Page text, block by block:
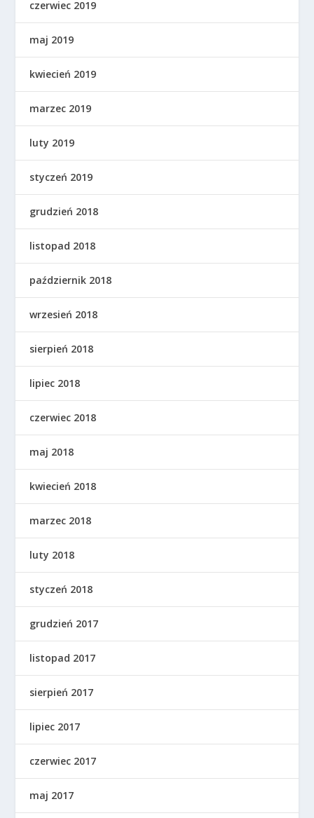
czerwiec 2019
maj 2019
kwiecień 2019
marzec 2019
luty 2019
styczeń 2019
grudzień 2018
listopad 2018
październik 2018
wrzesień 2018
sierpień 2018
lipiec 2018
czerwiec 2018
maj 2018
kwiecień 2018
marzec 2018
luty 2018
styczeń 2018
grudzień 2017
listopad 2017
sierpień 2017
lipiec 2017
czerwiec 2017
maj 2017